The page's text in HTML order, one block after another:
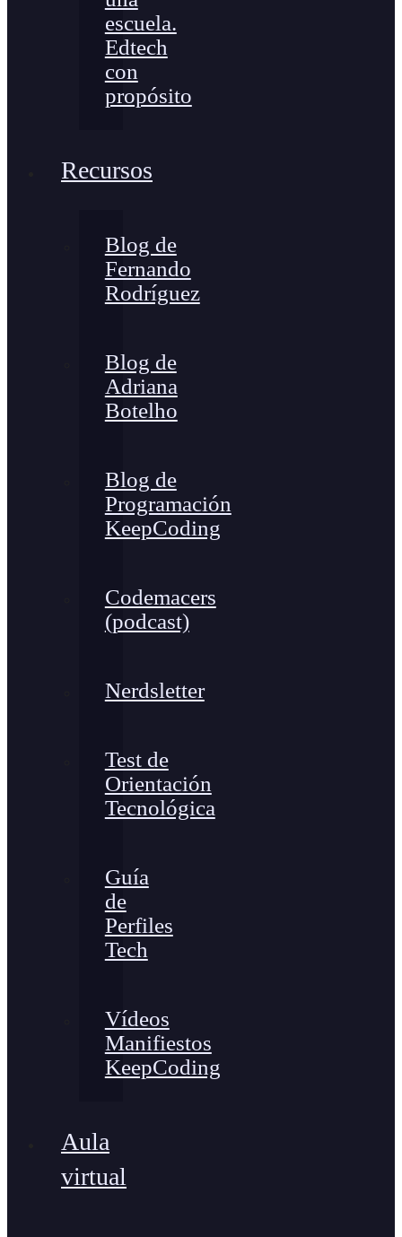
escuela.
Edtech
con
propósito
Recursos
Blog de
Fernando
Rodríguez
Blog de
Adriana
Botelho
Blog de
Programación
KeepCoding
Codemacers
(podcast)
Nerdsletter
Test de
Orientación
Tecnológica
Guía
de
Perfiles
Tech
Vídeos
Manifiestos
KeepCoding
Aula
virtual